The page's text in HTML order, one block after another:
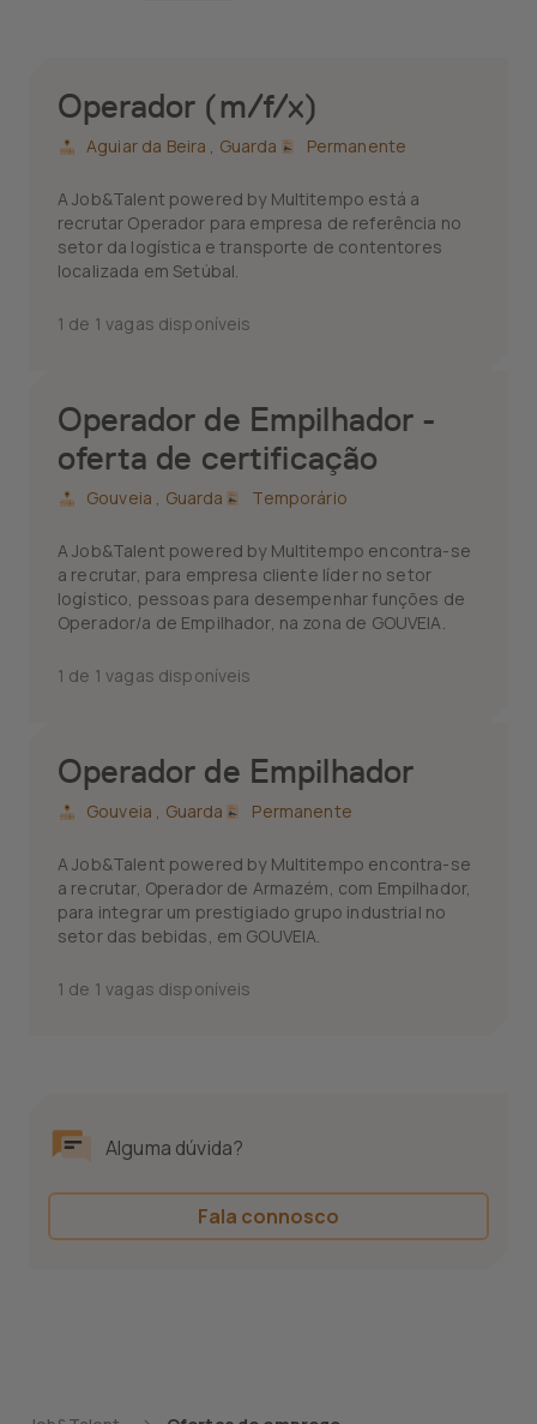
Alguma dúvida?
Fala connosco
Operador (m/f/x)
Aguiar da Beira , Guarda Permanente
A Job&Talent powered by Multitempo está a
recrutar Operador para empresa de referência no
setor da logística e transporte de contentores
localizada em Setúbal.
1 de 1 vagas disponíveis
Operador de Empilhador -
oferta de certificação
Gouveia , Guarda Temporário
A Job&Talent powered by Multitempo encontra-se
a recrutar, para empresa cliente líder no setor
logístico, pessoas para desempenhar funções de
Operador/a de Empilhador, na zona de GOUVEIA.
1 de 1 vagas disponíveis
Operador de Empilhador
Gouveia , Guarda Permanente
A Job&Talent powered by Multitempo encontra-se
a recrutar, Operador de Armazém, com Empilhador,
para integrar um prestigiado grupo industrial no
setor das bebidas, em GOUVEIA.
1 de 1 vagas disponíveis